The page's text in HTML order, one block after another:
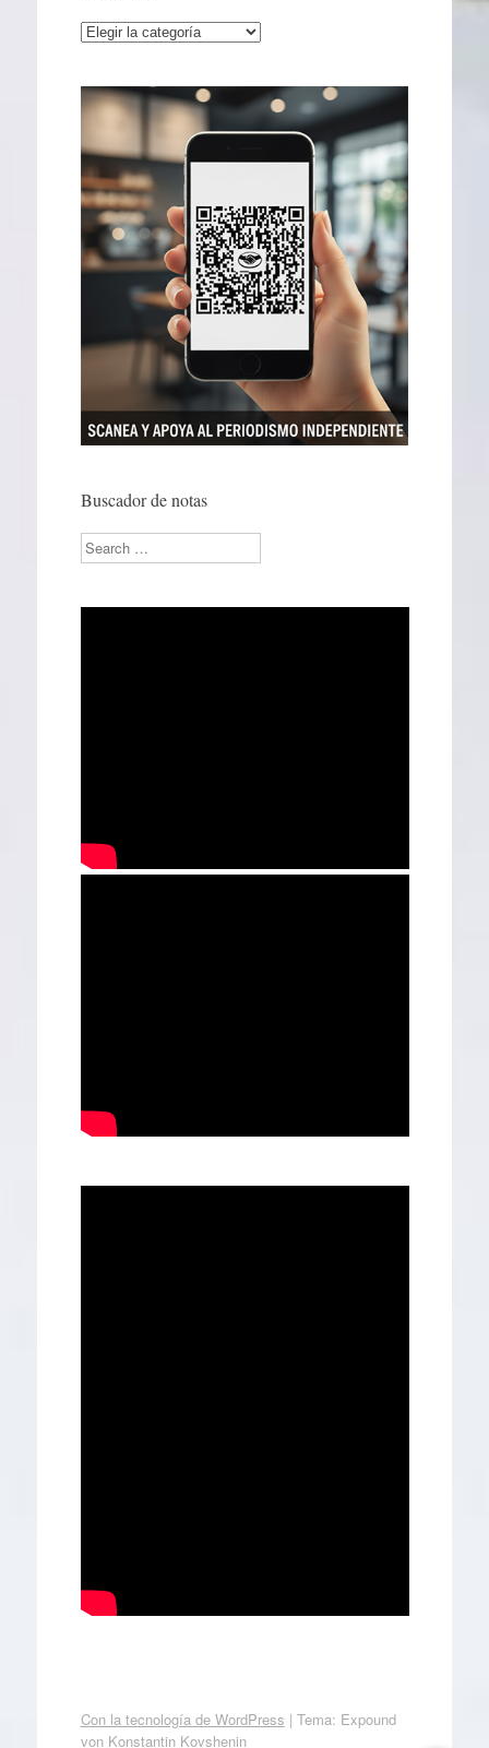
Categorías
Buscador de notas
Search
Con la tecnología de WordPress | Tema: Expound
von Konstantin Kovshenin